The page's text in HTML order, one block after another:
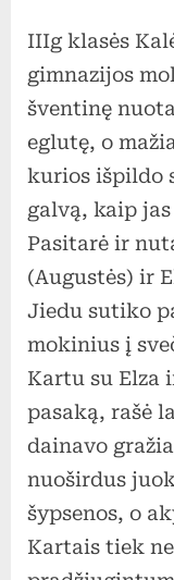
IIIg klasės
gimnazijos
šventinę
eglutę, o
kurios išpildo
galvą, kaip
Pasitarė ir
(Augustės) ir
Jiedu sutiko
mokinius į
Kartu su Elza
pasaką, rašė
dainavo
nuoširdus
šypsenos, o
Kartais tiek